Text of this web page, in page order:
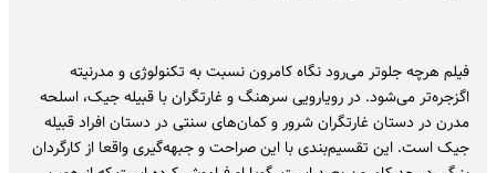
فیلم هرچه جلوتر می‌رود نگاه کامرون نسبت به تکنولوژی و مدرنیته
اگزجره‌تر می‌شود. در رویارویی سرهنگ و غارتگران با قبیله جیک، اسلحه
مدرن در دستان غارتگران شرور و کمان‌های سنتی در دستان افراد قبیله
جیک است. این تقسیم‌بندی با این صراحت و جبهه‌گیری واقعا از کارگردان